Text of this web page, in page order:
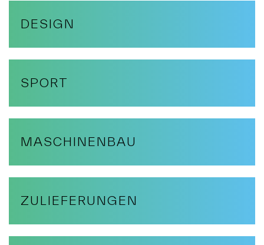
DESIGN
SPORT
MASCHINENBAU
ZULIEFERUNGEN